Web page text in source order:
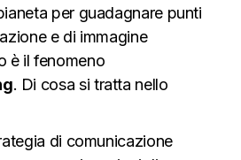
per guadagnare punti
e di immagine
è il fenomeno
. Di cosa si tratta nello
di comunicazione